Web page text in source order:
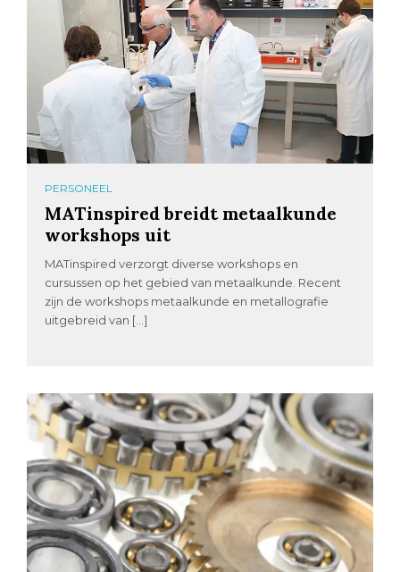
PERSONEEL
MATinspired breidt metaalkunde
workshops uit
MATinspired verzorgt diverse workshops en
cursussen op het gebied van metaalkunde. Recent
zijn de workshops metaalkunde en metallografie
uitgebreid van […]